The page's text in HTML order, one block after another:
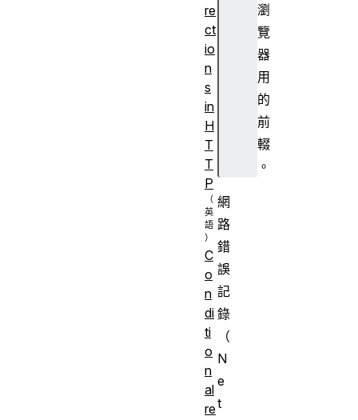
瀏
覽
器
用
的
前
輟
。
網
路
錯
誤
記
錄
（
N
e
t
re
ct
io
n
s
in
H
T
T
P
C
o
n
di
ti
o
n
al
re